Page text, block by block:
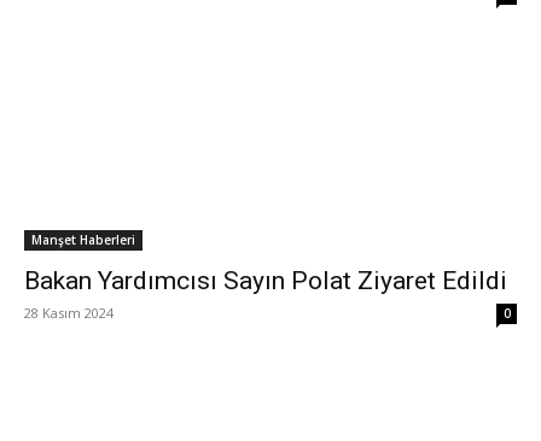
Manşet Haberleri
Bakan Yardımcısı Sayın Polat Ziyaret Edildi
28 Kasım 2024 0